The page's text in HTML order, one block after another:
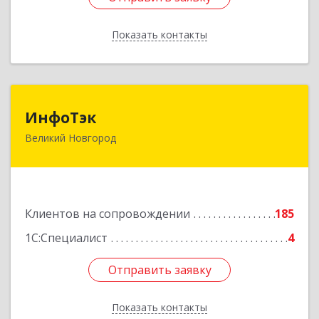
Показать контакты
Назад
ИнфоТэк
Великий Новгород
Клиентов на сопровождении
185
1С:Специалист
4
Отправить заявку
Показать контакты
173003, Новгородская обл, Великий Новгород
Отправить заявку
Назад